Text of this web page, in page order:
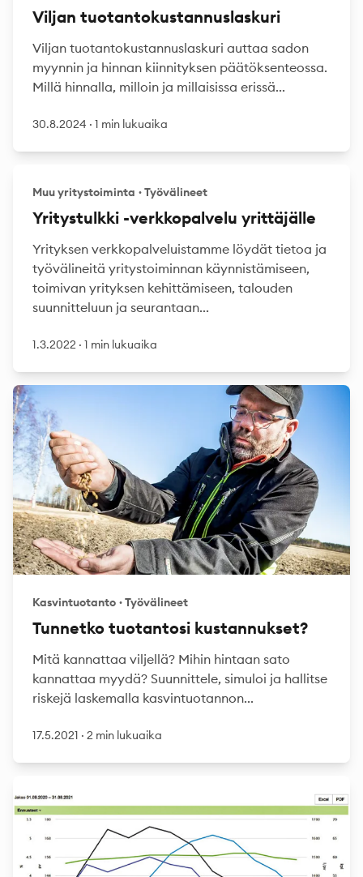
Viljan tuotantokustannuslaskuri
Viljan tuotantokustannuslaskuri auttaa sadon
myynnin ja hinnan kiinnityksen päätöksenteossa.
Millä hinnalla, milloin ja millaisissa erissä...
30.8.2024 · 1 min lukuaika
Muu yritystoiminta ·Työvälineet
Yritystulkki -verkkopalvelu yrittäjälle
Yrityksen verkkopalveluistamme löydät tietoa ja
työvälineitä yritystoiminnan käynnistämiseen,
toimivan yrityksen kehittämiseen, talouden
suunnitteluun ja seurantaan...
1.3.2022 · 1 min lukuaika
Kasvintuotanto ·Työvälineet
Tunnetko tuotantosi kustannukset?
Mitä kannattaa viljellä? Mihin hintaan sato
kannattaa myydä? Suunnittele, simuloi ja hallitse
riskejä laskemalla kasvintuotannon...
17.5.2021 · 2 min lukuaika